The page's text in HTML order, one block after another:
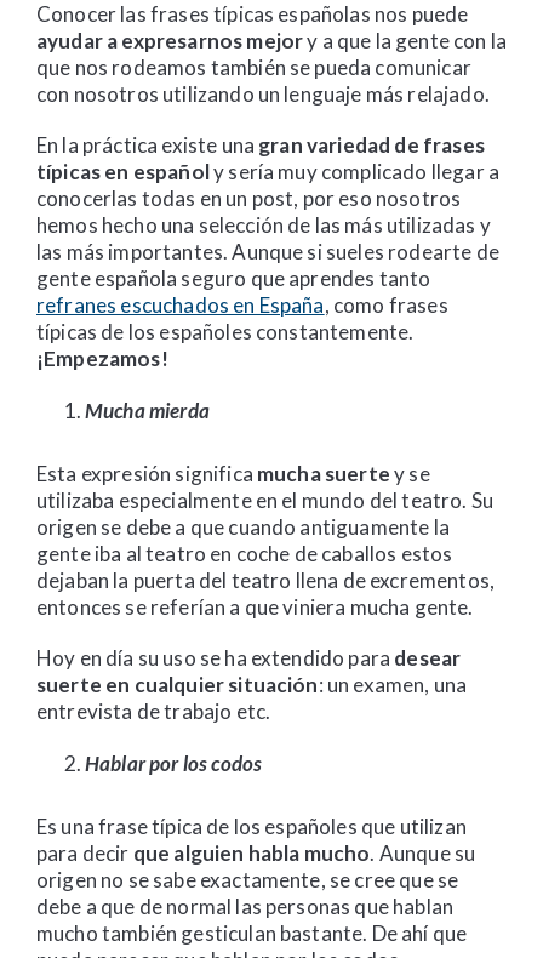
Conocer las frases típicas españolas nos puede
ayudar a expresarnos mejory a que la gente con la
que nos rodeamos también se pueda comunicar
con nosotros utilizando un lenguaje más relajado.
En la práctica existe una gran variedad de frases
típicas en españoly sería muy complicado llegar a
conocerlas todas en un post, por eso nosotros
hemos hecho una selección de las más utilizadas y
las más importantes. Aunque si sueles rodearte de
gente española seguro que aprendes tanto
refranes escuchados en España, como frases
típicas de los españoles constantemente.
¡Empezamos!
Mucha mierda
Esta expresión significa mucha suertey se
utilizaba especialmente en el mundo del teatro. Su
origen se debe a que cuando antiguamente la
gente iba al teatro en coche de caballos estos
dejaban la puerta del teatro llena de excrementos,
entonces se referían a que viniera mucha gente.
Hoy en día su uso se ha extendido para desear
suerte en cualquier situación: un examen, una
entrevista de trabajo etc.
Hablar por los codos
Es una frase típica de los españoles que utilizan
para decir que alguien habla mucho. Aunque su
origen no se sabe exactamente, se cree que se
debe a que de normal las personas que hablan
mucho también gesticulan bastante. De ahí que